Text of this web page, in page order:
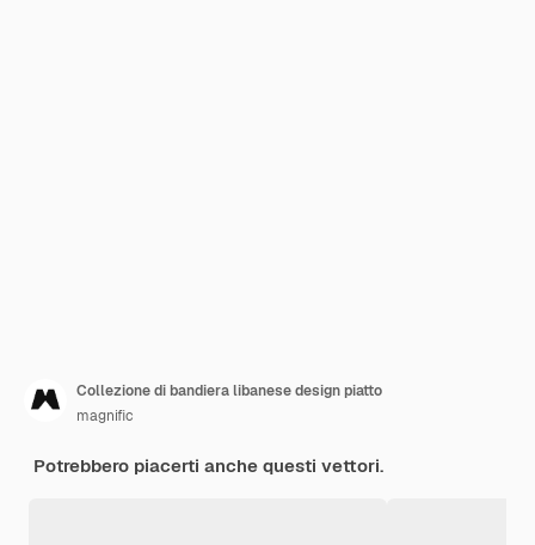
Collezione di bandiera libanese design piatto
magnific
Potrebbero piacerti anche questi vettori.